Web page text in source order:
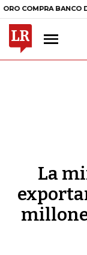
BANCO DE LA
La